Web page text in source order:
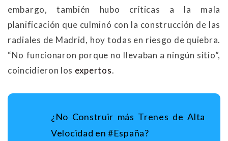
embargo, también hubo críticas a la mala
planificación que culminó con la construcción de las
radiales de Madrid, hoy todas en riesgo de quiebra.
“No funcionaron porque no llevaban a ningún sitio”,
coincidieron los expertos.
¿No Construir más Trenes de Alta
Velocidad en #España?